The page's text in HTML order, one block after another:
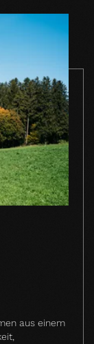
aus einem